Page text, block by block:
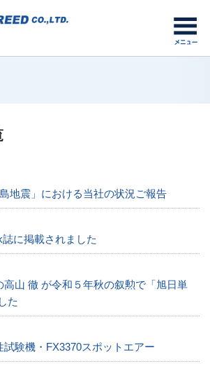
地震」における当社の状況ご報告
に掲載されました
高山 徹 が令和５年秋の叙勲で「旭日単
た
試験機・FX3370スポットエアー